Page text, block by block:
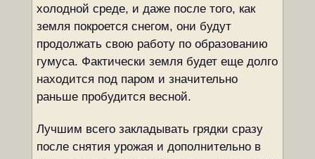
холодной среде, и даже после того, как
земля покроется снегом, они будут
продолжать свою работу по образованию
гумуса. Фактически земля будет еще долго
находится под паром и значительно
раньше пробудится весной.
Лучшим всего закладывать грядки сразу
после снятия урожая и дополнительно в